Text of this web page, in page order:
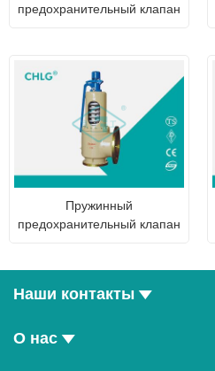
предохранительный клапан
Пружинный
предохранительный клапан
Наши контакты
О нас